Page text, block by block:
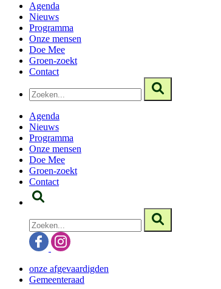
Agenda
Nieuws
Programma
Onze mensen
Doe Mee
Groen-zoekt
Contact
Agenda
Nieuws
Programma
Onze mensen
Doe Mee
Groen-zoekt
Contact
onze afgevaardigden
Gemeenteraad